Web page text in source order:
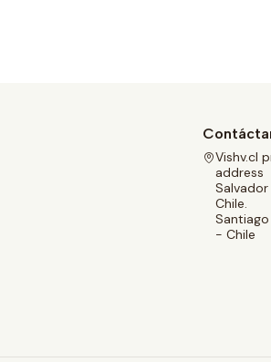
Vishv.cl
address
Chile.
Santiago
- Chile